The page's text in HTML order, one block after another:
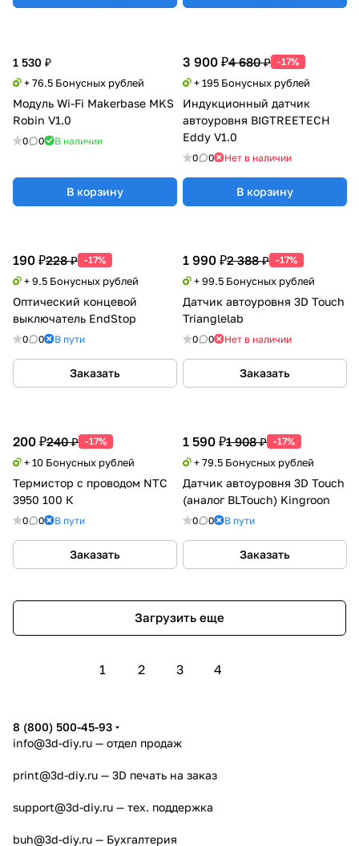
1 530 ₽
+ 76.5 Бонусных рублей
Модуль Wi-Fi Makerbase MKS
Robin V1.0
0 0 В наличии
В корзину
3 900 ₽4 680 ₽ -17%
+ 195 Бонусных рублей
Индукционный датчик
автоуровня BIGTREETECH
Eddy V1.0
0 0 Нет в наличии
В корзину
190 ₽228 ₽ -17%
+ 9.5 Бонусных рублей
Оптический концевой
выключатель EndStop
0 0 В пути
Заказать
1 990 ₽2 388 ₽ -17%
+ 99.5 Бонусных рублей
Датчик автоуровня 3D Touch
Trianglelab
0 0 Нет в наличии
Заказать
200 ₽240 ₽ -17%
+ 10 Бонусных рублей
Термистор с проводом NTC
3950 100 К
0 0 В пути
Заказать
1 590 ₽1 908 ₽ -17%
+ 79.5 Бонусных рублей
Датчик автоуровня 3D Touch
(аналог BLTouch) Kingroon
0 0 В пути
Заказать
Загрузить еще
1 2 3 4
8 (800) 500-45-93
info@3d-diy.ru — отдел продаж
print@3d-diy.ru — 3D печать на заказ
support@3d-diy.ru — тех. поддержка
buh@3d-diy.ru — Бухгалтерия